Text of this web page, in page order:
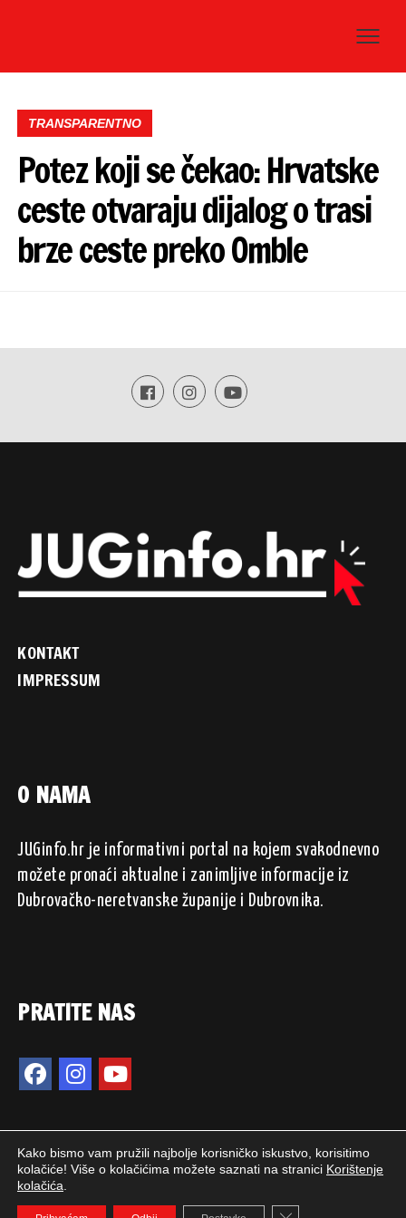
TRANSPARENTNO
Potez koji se čekao: Hrvatske
ceste otvaraju dijalog o trasi
brze ceste preko Omble
KONTAKT
IMPRESSUM
O NAMA
JUGinfo.hr je informativni portal na kojem svakodnevno
možete pronaći aktualne i zanimljive informacije iz
Dubrovačko-neretvanske županije i Dubrovnika.
PRATITE NAS
2024. © JUGinfo.hr / Sva prava pridržana.
Kako bismo vam pružili najbolje korisničko iskustvo, korisitimo
kolačiće! Više o kolačićima možete saznati na stranici Korištenje
kolačića